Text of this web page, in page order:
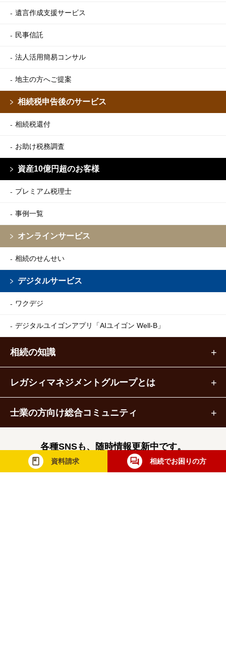
資料請求 相続でお困りの方
遺言作成支援サービス
民事信託
法人活用簡易コンサル
地主の方へご提案
相続税申告後のサービス
相続税還付
お助け税務調査
資産10億円超のお客様
プレミアム税理士
事例一覧
オンラインサービス
相続のせんせい
デジタルサービス
ワクデジ
デジタルユイゴンアプリ 「AIユイゴン Well-B」
相続の知識
レガシィマネジメントグループとは
士業の方向け総合コミュニティ
各種SNSも、随時情報更新中です。